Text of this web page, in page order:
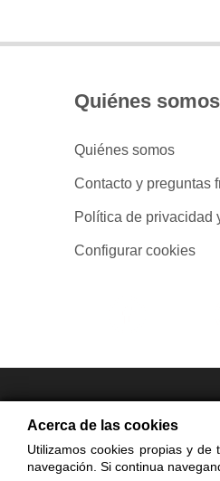
Quiénes somos
Quiénes somos
Contacto y preguntas
Política de privacidad
Configurar cookies
Acerca de las cookies
Utilizamos cookies propias y
navegación. Si continua